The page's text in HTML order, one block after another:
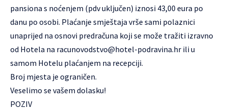
pansiona s noćenjem (pdv uključen) iznosi 43,00 eura po
danu po osobi. Plaćanje smještaja vrše sami polaznici
unaprijed na osnovi predračuna koji se može tražiti izravno
od Hotela na racunovodstvo@hotel-podravina.hr ili u
samom Hotelu plaćanjem na recepciji.
Broj mjesta je ograničen.
Veselimo se vašem dolasku!
POZIV